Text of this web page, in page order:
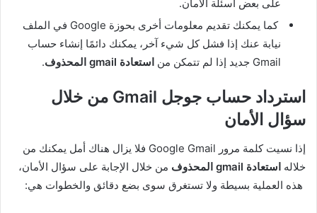
على بعض أسئلة الأمان.
كما يمكنك تقديم معلومات أخرى بحوزة Google في الملف
نيابة عنك إذا فشل كل شيء آخر، يمكنك دائمًا إنشاء حساب
Gmail جديد إذا لم تتمكن من
استعادة gmail المحذوف .
استرداد حساب جوجل Gmail من خلال
سؤال الأمان
إذا نسيت كلمة مرور Google Gmail فلا يزال هناك أمل يمكنك من
خلاله استعادة gmail المحذوف
من خلال الإجابة على سؤال الأمان،
هذه العملية بسيطة ولا تستغرق سوى بضع دقائق والخطوات هي: